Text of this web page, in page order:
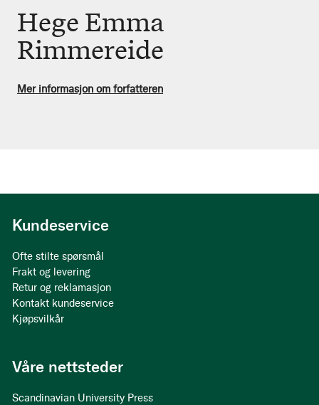
Hege Emma
Rimmereide
Mer informasjon om forfatteren
Kundeservice
Ofte stilte spørsmål
Frakt og levering
Retur og reklamasjon
Kontakt kundeservice
Kjøpsvilkår
Våre nettsteder
Scandinavian University Press